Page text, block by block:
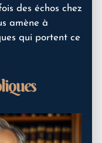
des échos chez
amène à
qui portent ce